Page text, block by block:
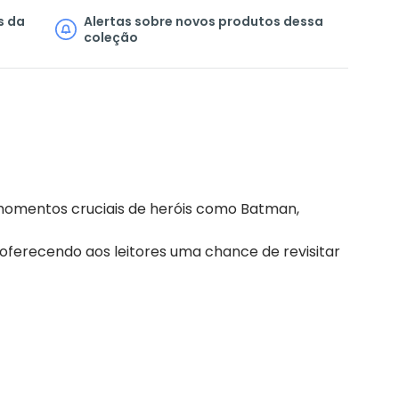
da
Alertas sobre novos produtos dessa
coleção
cruciais de heróis como Batman,
aos leitores uma chance de revisitar